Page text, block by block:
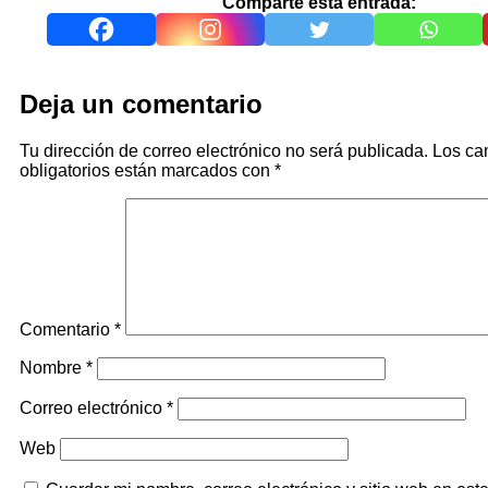
Deja un comentario
Tu dirección de correo electrónico no será publicada. Los
obligatorios están marcados con *
Comentario *
Nombre *
Correo electrónico *
Web